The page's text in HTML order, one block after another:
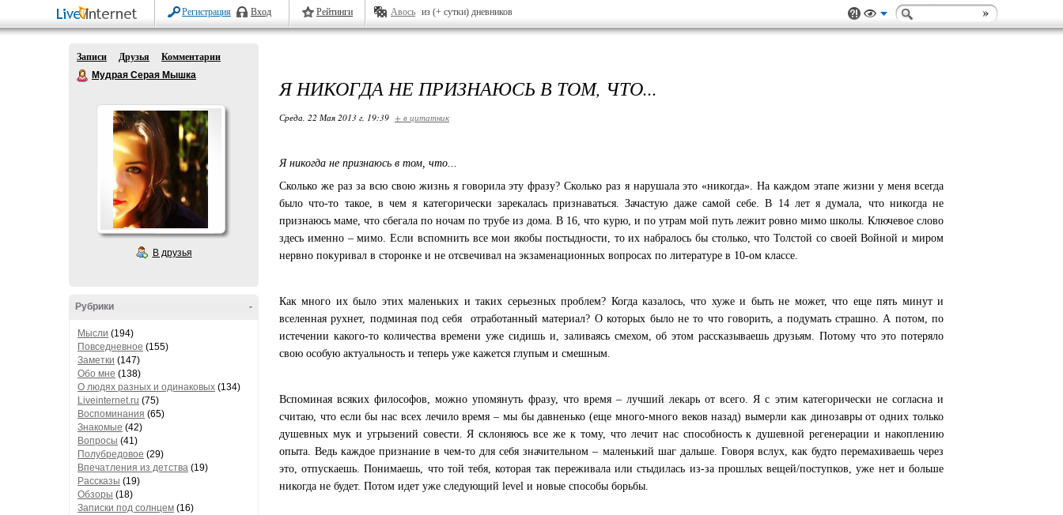
Регистрация Вход Рейтинги Авось из (+ сутки) дневников
Записи Друзья
Комментарии
Мудрая Серая Мышка
В друзья
-
Рубрики
Мысли (194)
Повседневное (155)
Заметки (147)
Обо мне (138)
О людях разных и одинаковых (134)
Liveinternet.ru (75)
Воспоминания (65)
Знакомые (42)
Вопросы (41)
Полубредовое (29)
Впечатления из детства (19)
Рассказы (19)
Обзоры (18)
Записки под солнцем (16)
Я НИКОГДА НЕ ПРИЗНАЮСЬ В ТОМ, ЧТО...
Среда, 22 Мая 2013 г. 19:39 + в цитатник
Я никогда не признаюсь в том, что...
Сколько же раз за всю свою жизнь я говорила эту фразу? Сколько раз я нарушала это «никогда». На каждом этапе жизни у меня всегда
было что-то такое, в чем я категорически зарекалась признаваться. Зачастую даже самой себе. В 14 лет я думала, что никогда не
признаюсь маме, что сбегала по ночам по трубе из дома. В 16, что курю, и по утрам мой путь лежит ровно мимо школы. Ключевое слово
здесь именно – мимо. Если вспомнить все мои якобы постыдности, то их набралось бы столько, что Толстой со своей Войной и миром
нервно покуривал в сторонке и не отсвечивал на экзаменационных вопросах по литературе в 10-ом классе.
Как много их было этих маленьких и таких серьезных проблем? Когда казалось, что хуже и быть не может, что еще пять минут и
вселенная рухнет, подминая под себя отработанный материал? О которых было не то что говорить, а подумать страшно. А потом, по
истечении какого-то количества времени уже сидишь и, заливаясь смехом, об этом рассказываешь друзьям. Потому что это потеряло
свою особую актуальность и теперь уже кажется глупым и смешным.
Вспоминая всяких философов, можно упомянуть фразу, что время – лучший лекарь от всего. Я с этим категорически не согласна и
считаю, что если бы нас всех лечило время – мы бы давненько (еще много-много веков назад) вымерли как динозавры от одних только
душевных мук и угрызений совести. Я склоняюсь все же к тому, что лечит нас способность к душевной регенерации и накоплению
опыта. Ведь каждое признание в чем-то для себя значительном – маленький шаг дальше. Говоря вслух, как будто перемахиваешь через
это, отпускаешь. Понимаешь, что той тебя, которая так переживала или стыдилась из-за прошлых вещей/поступков, уже нет и больше
никогда не будет. Потом идет уже следующий level и новые способы борьбы.